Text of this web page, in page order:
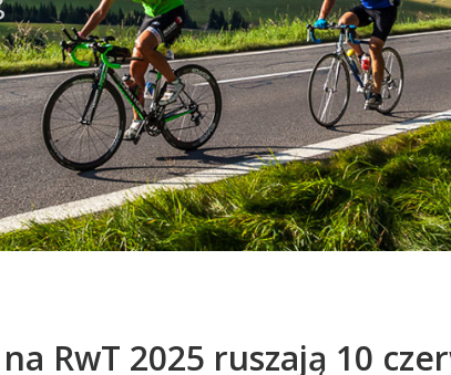
RwT 2025 ruszają 10